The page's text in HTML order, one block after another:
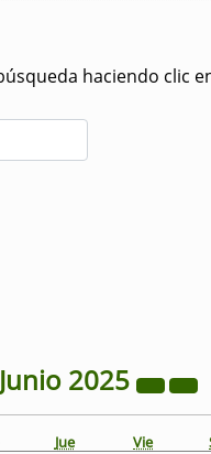
haciendo clic
Junio 2025
Jue Vie